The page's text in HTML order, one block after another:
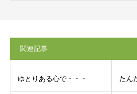
関連記事
ゆとりある心で・・・ たん